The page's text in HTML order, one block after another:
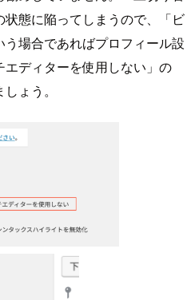
態に陥ってしまうので、「ビ
場合であればプロフィール設
ディターを使用しない」の
ょう。